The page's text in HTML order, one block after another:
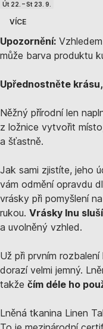
Út 22. – St 23. 9.
VÍCE
Upozornění:
může barva produktu
Upřednostněte
Něžný přírodní len
z ložnice vytvořit
a šťastně.
Jak sami zjistíte, jeho
vám odmění opravdu
vrásky při pomyšlení
rukou. Vrásky lnu sluší
a uvolněný vzhled.
Už při prvním
dorazí velmi jemný.
takže čím déle ho
Lněná tkanina Linen